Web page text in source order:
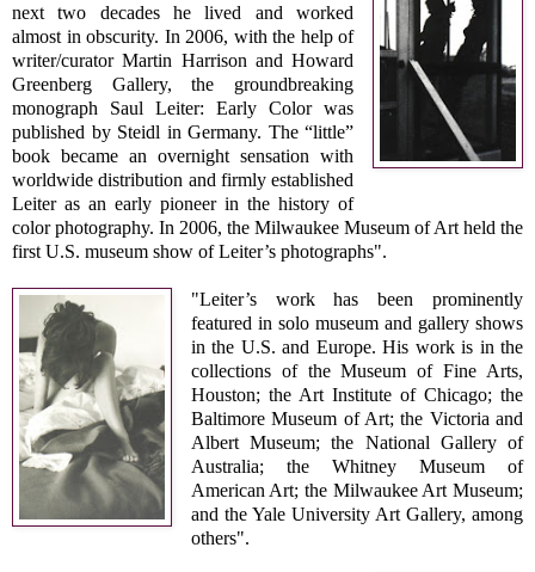
next two decades he lived and worked
almost in obscurity. In 2006, with the help of
writer/curator Martin Harrison and Howard
Greenberg Gallery, the groundbreaking
monograph Saul Leiter: Early Color was
published by Steidl in Germany. The “little”
book became an overnight sensation with
worldwide distribution and firmly established
Leiter as an early pioneer in the history of
color photography. In 2006, the Milwaukee Museum of Art held the
first U.S. museum show of Leiter’s photographs".
"Leiter’s work has been prominently
featured in solo museum and gallery shows
in the U.S. and Europe. His work is in the
collections of the Museum of Fine Arts,
Houston; the Art Institute of Chicago; the
Baltimore Museum of Art; the Victoria and
Albert Museum; the National Gallery of
Australia; the Whitney Museum of
American Art; the Milwaukee Art Museum;
and the Yale University Art Gallery, among
others".